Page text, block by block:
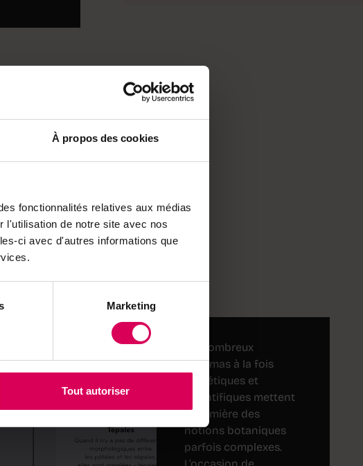
À propos des cookies
fonctionnalités relatives aux médias
l'utilisation de notre site avec nos
ci avec d'autres informations que
Marketing
Tout autoriser
De nombreux
schémas à la fois
esthétiques et
scientifiques mettent
en lumière des
notions botaniques
parfois complexes.